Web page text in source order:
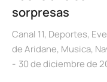
sorpresas
Canal 11, Deportes,
de Aridane, Musica,
30 de diciembre de